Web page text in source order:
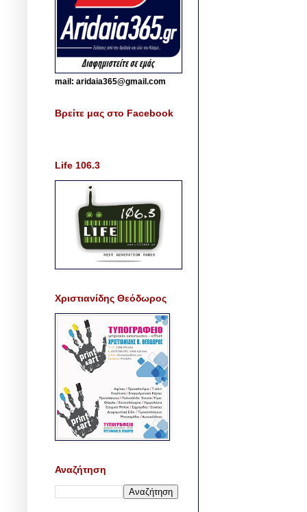
mail: aridaia365@gmail.com
Βρείτε μας στο Facebook
Life 106.3
Χριστιανίδης Θεόδωρος
Αναζήτηση